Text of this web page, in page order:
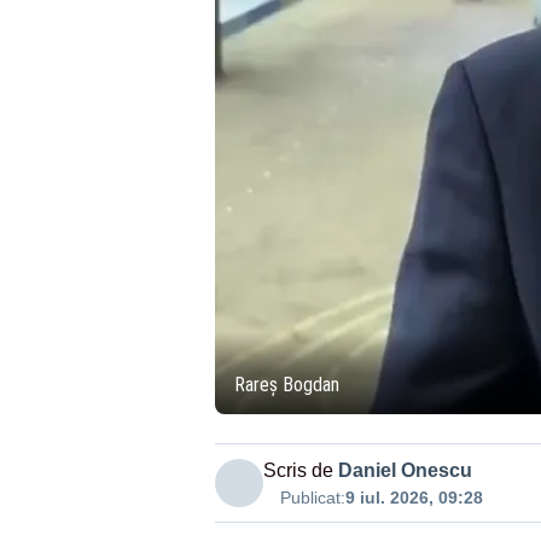
Rareș Bogdan
Scris de Daniel Onescu
Publicat:9 iul. 2026, 09:28